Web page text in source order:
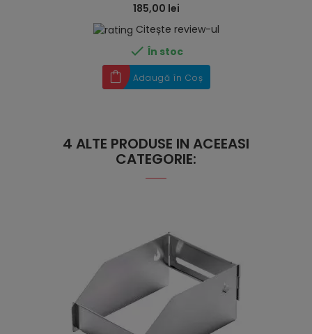
185,00 lei
Citește review-ul
 În stoc
Adaugă în Coș
4 ALTE PRODUSE IN ACEEASI
CATEGORIE: